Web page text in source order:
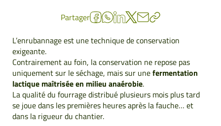
Partager
L’enrubannage est une technique de conservation
exigeante.
Contrairement au foin, la conservation ne repose pas
uniquement sur le séchage, mais sur unefermentation
lactique maîtrisée en milieu anaérobie.
La qualité du fourrage distribué plusieurs mois plus tard
se joue dans les premières heures après la fauche… et
dans la rigueur du chantier.